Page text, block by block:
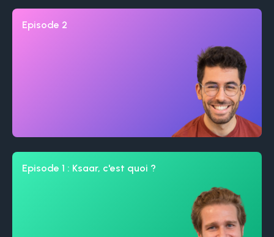
Episode 2
Episode 1 : Ksaar, c'est quoi ?